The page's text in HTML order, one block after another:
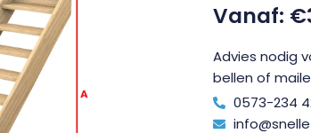
€
Advies nodig
bellen of
0573-234